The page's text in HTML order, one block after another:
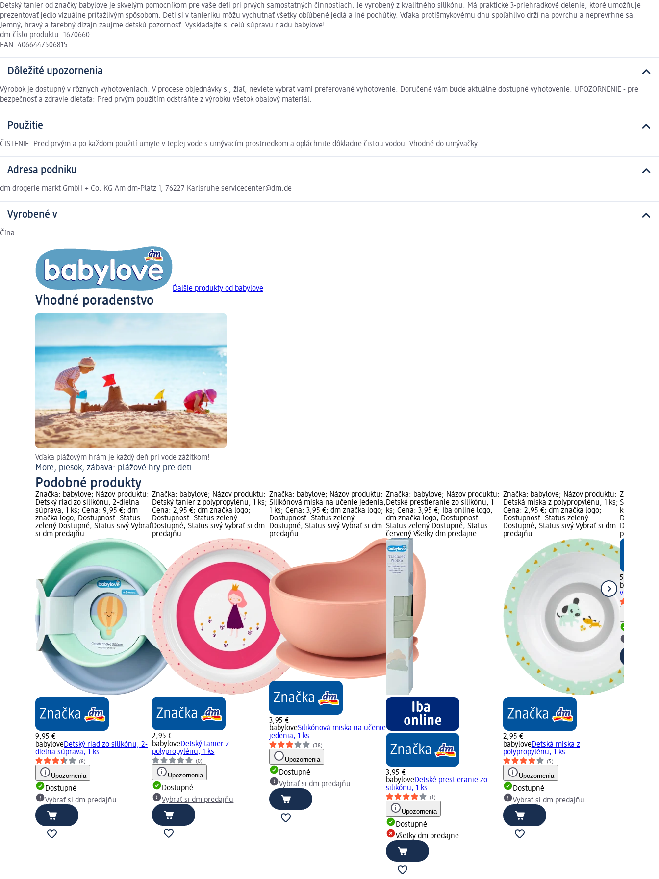
Detský tanier od značky babylove je skvelým pomocníkom pre vaše deti pri prvých samostatných činnostiach. Je vyrobený z kvalitného silikónu. Má praktické 3-priehradkové delenie, ktoré umožňuje
prezentovať jedlo vizuálne príťažlivým spôsobom. Deti si v tanieriku môžu vychutnať všetky obľúbené jedlá a iné pochúťky. Vďaka protišmykovému dnu spoľahlivo drží na povrchu a neprevrhne sa.
Jemný, hravý a farebný dizajn zaujme detskú pozornosť. Vyskladajte si celú súpravu riadu babylove!
dm-číslo produktu: 1670660
EAN: 4066447506815
Dôležité upozornenia
Výrobok je dostupný v rôznych vyhotoveniach. V procese objednávky si, žiaľ, neviete vybrať vami preferované vyhotovenie. Doručené vám bude aktuálne dostupné vyhotovenie. UPOZORNENIE - pre
bezpečnosť a zdravie dieťaťa: Pred prvým použitím odstráňte z výrobku všetok obalový materiál.
Použitie
ČISTENIE: Pred prvým a po každom použití umyte v teplej vode s umývacím prostriedkom a opláchnite dôkladne čistou vodou. Vhodné do umývačky.
Adresa podniku
dm drogerie markt GmbH + Co. KG Am dm-Platz 1, 76227 Karlsruhe servicecenter@dm.de
Vyrobené v
Čína
Ďalšie produkty od babylove
Vhodné poradenstvo
Vďaka plážovým hrám je každý deň pri vode zážitkom!
More, piesok, zábava: plážové hry pre deti
Podobné produkty
Značka: babylove; Názov produktu:
Detský riad zo silikónu, 2-dielna
súprava, 1 ks; Cena: 9,95 €; dm
značka logo; Dostupnosť: Status
zelený Dostupné, Status sivý Vybrať
si dm predajňu
9,95 €
babyloveDetský riad zo silikónu, 2-
dielna súprava, 1 ks
(8)
Upozornenia
Dostupné
Vybrať si dm predajňu
Značka: babylove; Názov produktu:
Detský tanier z polypropylénu, 1 ks;
Cena: 2,95 €; dm značka logo;
Dostupnosť: Status zelený
Dostupné, Status sivý Vybrať si dm
predajňu
2,95 €
babyloveDetský tanier z
polypropylénu, 1 ks
(0)
Upozornenia
Dostupné
Vybrať si dm predajňu
Značka: babylove; Názov produktu:
Silikónová miska na učenie jedenia,
1 ks; Cena: 3,95 €; dm značka logo;
Dostupnosť: Status zelený
Dostupné, Status sivý Vybrať si dm
predajňu
3,95 €
babyloveSilikónová miska na učenie
jedenia, 1 ks
(38)
Upozornenia
Dostupné
Vybrať si dm predajňu
Značka: babylove; Názov produktu:
Detské prestieranie zo silikónu, 1
ks; Cena: 3,95 €; Iba online logo,
dm značka logo; Dostupnosť:
Status zelený Dostupné, Status
červený Všetky dm predajne
3,95 €
babyloveDetské prestieranie zo
silikónu, 1 ks
(1)
Upozornenia
Dostupné
Všetky dm predajne
Značka: babylove; Názov produktu:
Detská miska z polypropylénu, 1 ks;
Cena: 2,95 €; dm značka logo;
Dostupnosť: Status zelený
Dostupné, Status sivý Vybrať si dm
predajňu
2,95 €
babyloveDetská miska z
polypropylénu, 1 ks
(5)
Upozornenia
Dostupné
Vybrať si dm predajňu
Značka:
Silikónový
ks; Cena:
Dostupné,
predajňu
5,95 €
babylove
vreckom, 1